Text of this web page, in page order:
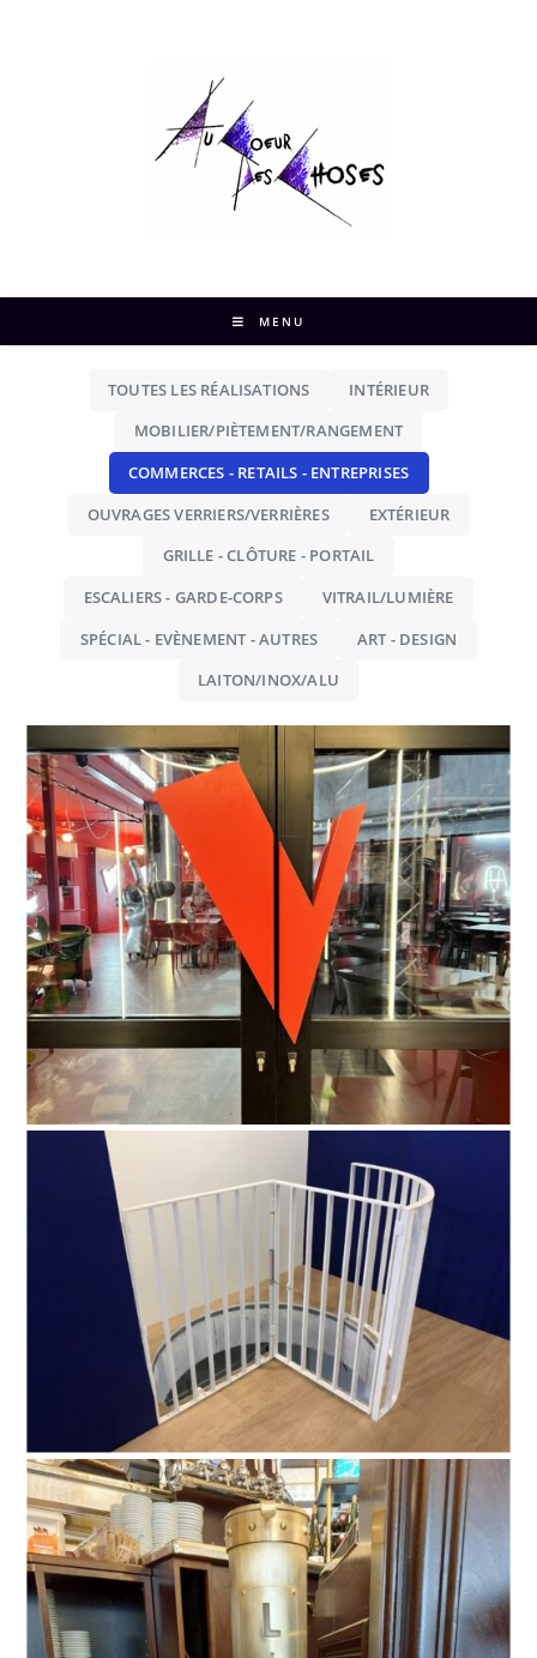
MENU
TOUTES LES RÉALISATIONS INTÉRIEUR
MOBILIER/PIÈTEMENT/RANGEMENT
COMMERCES - RETAILS - ENTREPRISES
OUVRAGES VERRIERS/VERRIÈRES EXTÉRIEUR
GRILLE - CLÔTURE - PORTAIL
ESCALIERS - GARDE-CORPS VITRAIL/LUMIÈRE
SPÉCIAL - EVÈNEMENT - AUTRES ART - DESIGN
LAITON/INOX/ALU